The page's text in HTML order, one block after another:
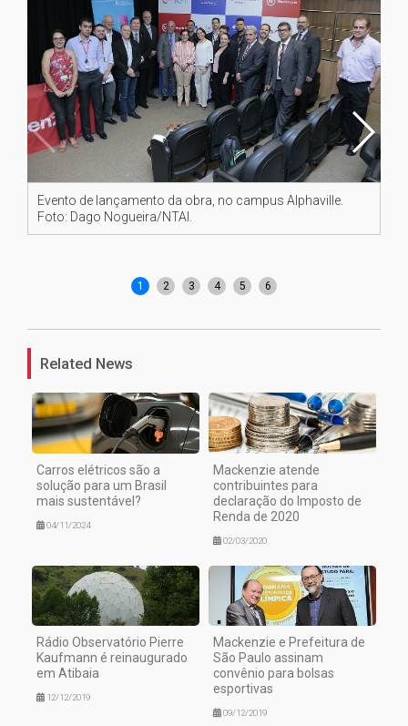
Evento de lançamento da obra, no campus Alphaville.
Foto: Dago Nogueira/NTAI.
1 2 3 4 5 6
Related News
Carros elétricos são a
solução para um Brasil
mais sustentável?
04/11/2024
Mackenzie atende
contribuintes para
declaração do Imposto de
Renda de 2020
02/03/2020
Rádio Observatório Pierre
Kaufmann é reinaugurado
em Atibaia
12/12/2019
Mackenzie e Prefeitura de
São Paulo assinam
convênio para bolsas
esportivas
09/12/2019